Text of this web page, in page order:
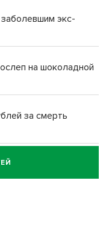
экс-
на шоколадной
за смерть
за смерть
селе лошади